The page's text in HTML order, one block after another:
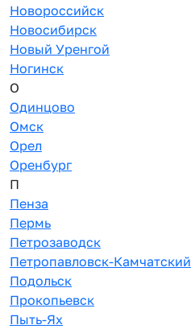
Новороссийск
Новосибирск
Новый Уренгой
Ногинск
О
Одинцово
Омск
Орел
Оренбург
П
Пенза
Пермь
Петрозаводск
Петропавловск-Камчатский
Подольск
Прокопьевск
Пыть-Ях